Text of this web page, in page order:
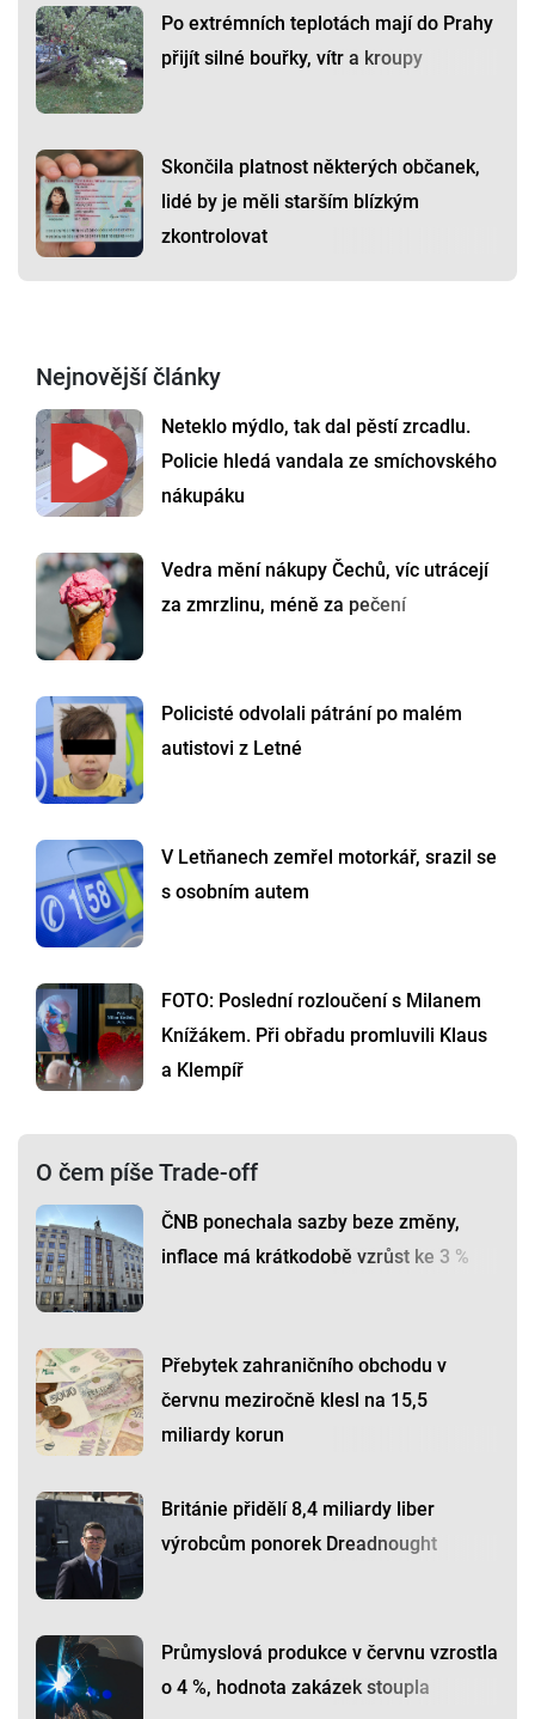
Po extrémních teplotách mají do Prahy
přijít silné bouřky, vítr a kroupy
Skončila platnost některých občanek,
lidé by je měli starším blízkým
zkontrolovat
Nejnovější články
Neteklo mýdlo, tak dal pěstí zrcadlu.
Policie hledá vandala ze smíchovského
nákupáku
Vedra mění nákupy Čechů, víc utrácejí
za zmrzlinu, méně za pečení
Policisté odvolali pátrání po malém
autistovi z Letné
V Letňanech zemřel motorkář, srazil se
s osobním autem
FOTO: Poslední rozloučení s Milanem
Knížákem. Při obřadu promluvili Klaus
a Klempíř
O čem píše Trade-off
ČNB ponechala sazby beze změny,
inflace má krátkodobě vzrůst ke 3 %
Přebytek zahraničního obchodu v
červnu meziročně klesl na 15,5
miliardy korun
Británie přidělí 8,4 miliardy liber
výrobcům ponorek Dreadnought
Průmyslová produkce v červnu vzrostla
o 4 %, hodnota zakázek stoupla